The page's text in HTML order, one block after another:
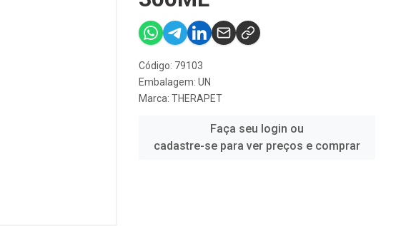
Código: 79103
Embalagem: UN
Marca: THERAPET
Faça seu login ou
cadastre-se para ver preços e comprar